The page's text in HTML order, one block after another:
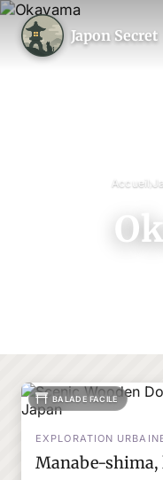
Japon Secret
Accueil ›
BALADE FACILE
EXPLORATION
Manabe-shima,